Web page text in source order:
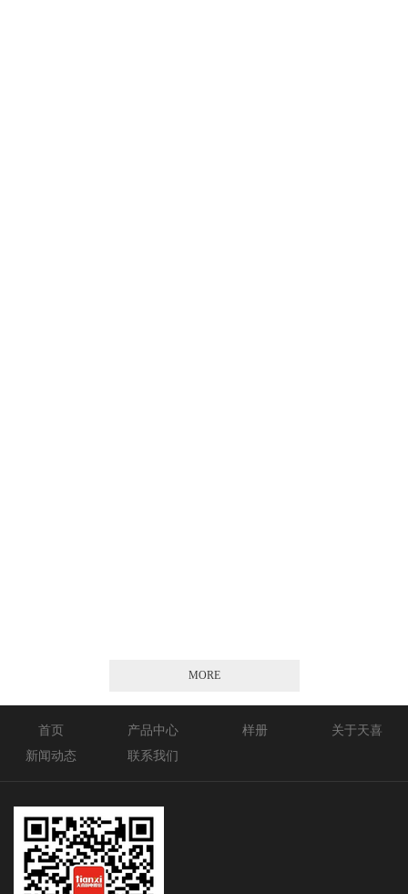
MORE
首页 产品中心 样册
关于天喜
新闻动态
联系我们